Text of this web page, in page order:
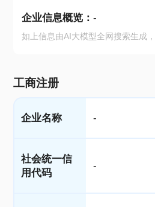
企业信息概览： -
如上信息由AI大模型全网搜索生成
工商注册
企业名称 -
社会统一信
用代码
-